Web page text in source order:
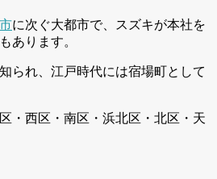
に次ぐ大都市で、スズキが本社を
あります。
られ、江戸時代には宿場町として
区・西区・南区・浜北区・北区・天